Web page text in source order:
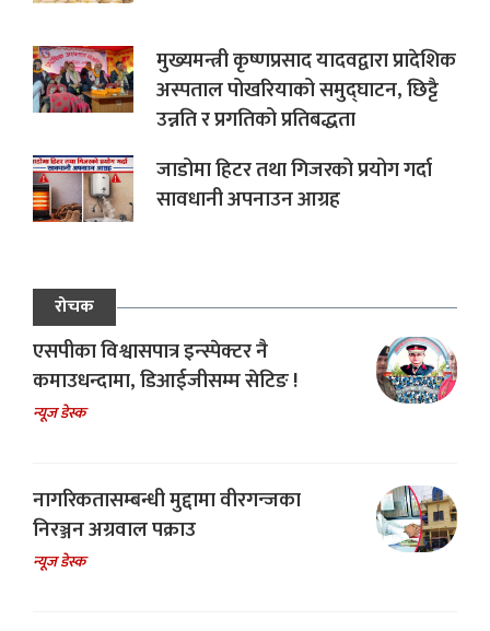
मुख्यमन्त्री कृष्णप्रसाद यादवद्वारा प्रादेशिक
अस्पताल पोखरियाको समुद्घाटन, छिट्टै
उन्नति र प्रगतिको प्रतिबद्धता
जाडोमा हिटर तथा गिजरको प्रयोग गर्दा
सावधानी अपनाउन आग्रह
रोचक
एसपीका विश्वासपात्र इन्स्पेक्टर नै
कमाउधन्दामा, डिआईजीसम्म सेटिङ !
न्यूज डेस्क
नागरिकतासम्बन्धी मुद्दामा वीरगन्जका
निरञ्जन अग्रवाल पक्राउ
न्यूज डेस्क